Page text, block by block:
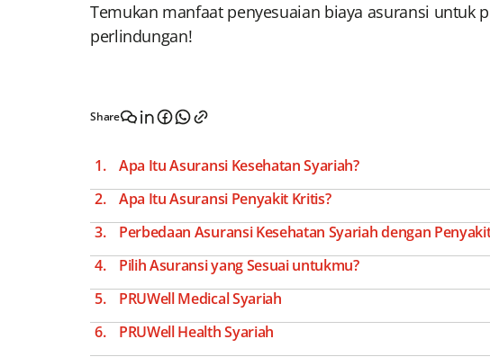
Temukan manfaat penyesuaian biaya asuransi
perlindungan!
Share
Apa Itu Asuransi Kesehatan Syariah?
Apa Itu Asuransi Penyakit Kritis?
Perbedaan Asuransi Kesehatan Syariah dengan
Pilih Asuransi yang Sesuai untukmu?
PRUWell Medical Syariah
PRUWell Health Syariah